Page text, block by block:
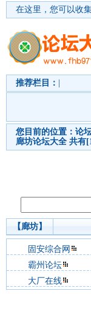
在这里，您可以收
推荐栏目：
您目前的位置： 论
廊坊论坛大全 共有
【廊坊】
固安综合网
霸州论坛
大厂在线